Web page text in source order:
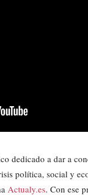
dedicado a dar a
política, social y
Actualy.es. Con ese